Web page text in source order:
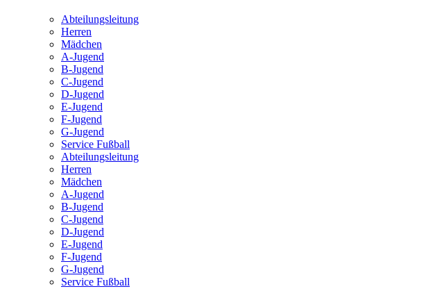
Abteilungsleitung
Herren
Mädchen
A-Jugend
B-Jugend
C-Jugend
D-Jugend
E-Jugend
F-Jugend
G-Jugend
Service Fußball
Abteilungsleitung
Herren
Mädchen
A-Jugend
B-Jugend
C-Jugend
D-Jugend
E-Jugend
F-Jugend
G-Jugend
Service Fußball